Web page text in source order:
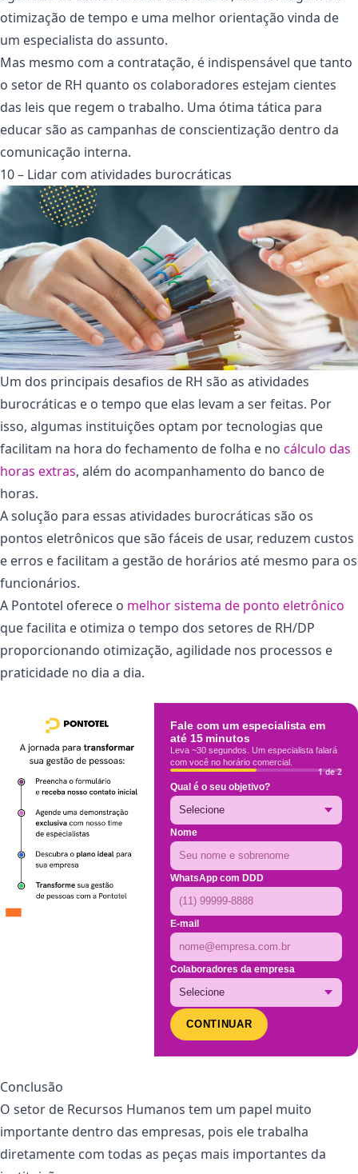
otimização de tempo e uma melhor orientação vinda de
um especialista do assunto.
Mas mesmo com a contratação, é indispensável que tanto
o setor de RH quanto os colaboradores estejam cientes
das leis que regem o trabalho. Uma ótima tática para
educar são as campanhas de conscientização dentro da
comunicação interna.
10 – Lidar com atividades burocráticas
Um dos principais desafios de RH são as atividades
burocráticas e o tempo que elas levam a ser feitas. Por
isso, algumas instituições optam por tecnologias que
facilitam na hora do fechamento de folha e no cálculo das
horas extras, além do acompanhamento do banco de
horas.
A solução para essas atividades burocráticas são os
pontos eletrônicos que são fáceis de usar, reduzem custos
e erros e facilitam a gestão de horários até mesmo para os
funcionários.
A Pontotel oferece o melhor sistema de ponto eletrônico
que facilita e otimiza o tempo dos setores de RH/DP
proporcionando otimização, agilidade nos processos e
praticidade no dia a dia.
Fale com um especialista em
até 15 minutos
Leva ~30 segundos. Um especialista falará
com você no horário comercial.
1 de 2
Qual é o seu objetivo?
Nome
WhatsApp com DDD
E-mail
Colaboradores da empresa
CONTINUAR
Conclusão
O setor de Recursos Humanos tem um papel muito
importante dentro das empresas, pois ele trabalha
diretamente com todas as peças mais importantes da